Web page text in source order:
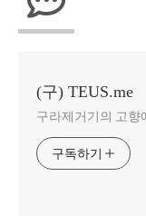
(구) TEUS.me
구라제거기의 고향
구독하기